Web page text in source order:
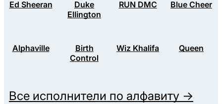
Ed Sheeran
Duke
Ellington
RUN DMC Blue Cheer
Alphaville
Birth
Control
Wiz Khalifa Queen
Все исполнители по алфавиту →